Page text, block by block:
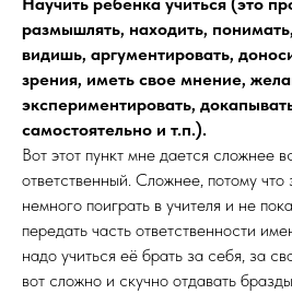
размышлять, находить,
видишь, аргументировать,
зрения, иметь свое мнение,
экспериментировать,
самостоятельно и т.п.).
Вот этот пункт мне дается сложнее
ответственный. Сложнее, потому
немного поиграть в учителя и не
передать часть ответственности
надо учиться её брать за себя, за
вот сложно и скучно отдавать